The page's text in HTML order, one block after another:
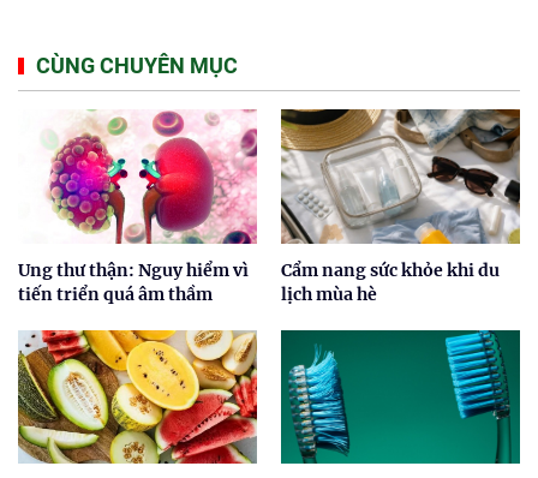
CÙNG CHUYÊN MỤC
Ung thư thận: Nguy hiểm vì
tiến triển quá âm thầm
Cẩm nang sức khỏe khi du
lịch mùa hè